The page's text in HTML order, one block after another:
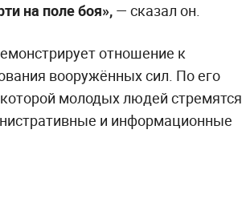
на поле боя», — сказал он.
отношение к
вооружённых сил. По его
молодых людей стремятся
и информационные